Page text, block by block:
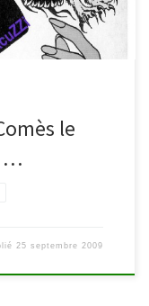
le
…
25 septembre 2009